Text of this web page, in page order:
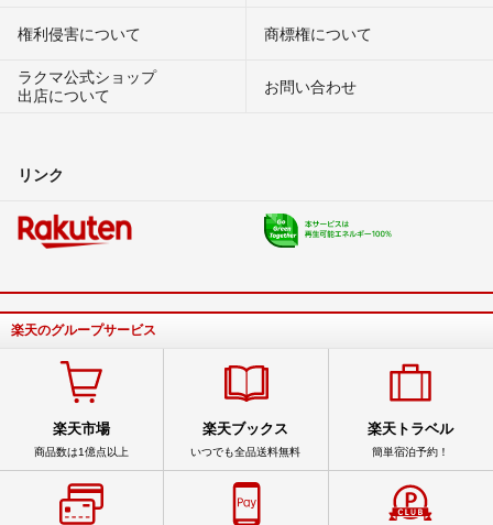
権利侵害について
商標権について
ラクマ公式ショップ
出店について
お問い合わせ
リンク
楽天のグループサービス
楽天市場
商品数は1億点以上
楽天ブックス
いつでも全品送料無料
楽天トラベル
簡単宿泊予約！